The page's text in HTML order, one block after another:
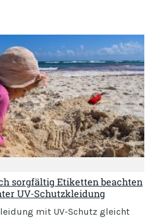
sorgfältig Etiketten beachten
UV-Schutzkleidung
mit UV-Schutz gleicht